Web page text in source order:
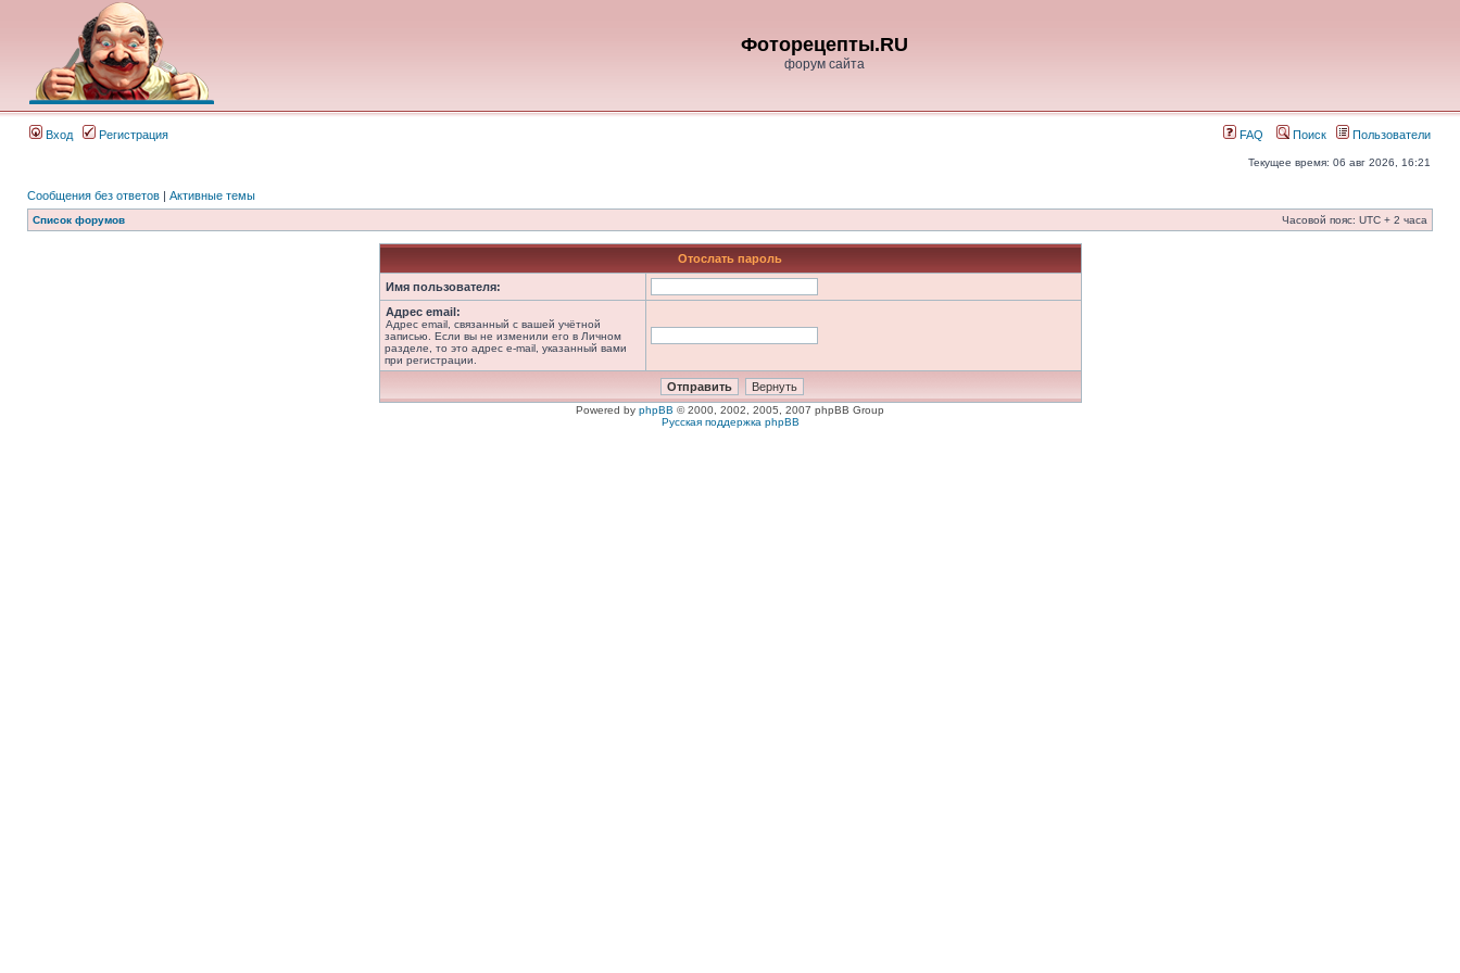
Фоторецепты.RU
форум сайта
Вход Регистрация FAQ Поиск Пользователи
Текущее время: 06 авг 2026, 16:21
Сообщения без ответов | Активные темы
Список форумов Часовой пояс: UTC + 2 часа
Отослать пароль
Имя пользователя:
Адрес email:
Адрес email, связанный с вашей учётной
записью. Если вы не изменили его в Личном
разделе, то это адрес e-mail, указанный вами
при регистрации.
Powered by phpBB © 2000, 2002, 2005, 2007 phpBB Group
Русская поддержка phpBB